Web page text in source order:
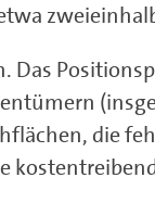
Das
die